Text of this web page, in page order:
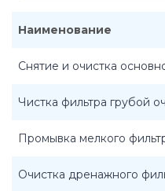
Наименование
Снятие и очистка
Чистка фильтра грубой
Промывка мелкого
Очистка дренажного